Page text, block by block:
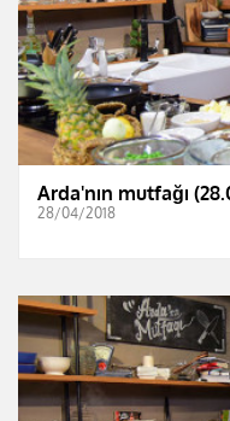
Arda'nın mutfağı
28/04/2018